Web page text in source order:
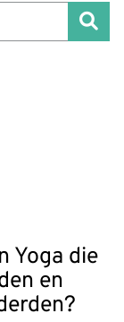
Yoga die
en